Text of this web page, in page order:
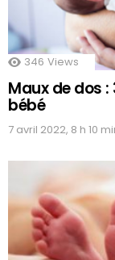
346 Views
Maux de dos
bébé
7 avril 2022, 8 h 10